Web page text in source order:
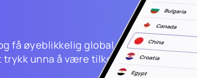
få øyeblikkelig global
trykk unna å være tilkoblet